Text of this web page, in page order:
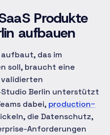
Produkte
aufbauen
aufbaut, das im
soll, braucht eine
validierten
Studio Berlin unterstützt
dabei, production-
die Datenschutz,
Anforderungen